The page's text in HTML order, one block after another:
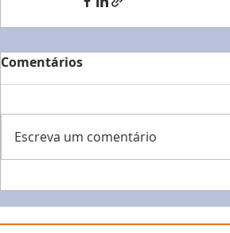
Comentários
Escreva um comentário